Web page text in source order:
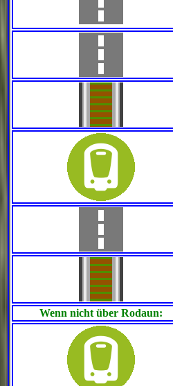
Wenn nicht über Rodaun: